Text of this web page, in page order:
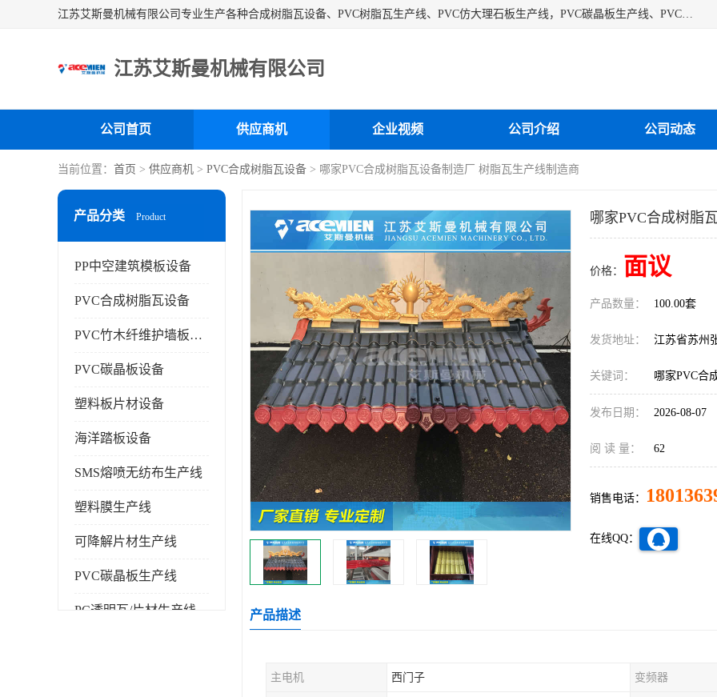
江苏艾斯曼机械有限公司专业生产各种合成树脂瓦设备、PVC树脂瓦生产线、PVC仿大理石板生产线，PVC碳晶板生产线、PVC护墙板生产线，PVC格栅板生产线、PVC扣板生产线、塑料建筑模板生产线。操作方便，性能稳定，价格合理，质量保障。
江苏艾斯曼机械有限公司
公司首页 供应商机 企业视频 公司介绍 公司动态
当前位置： 首页 > 供应商机 > PVC合成树脂瓦设备 > 哪家PVC合成树脂瓦设备制造厂 树脂瓦生产线制造商
产品分类 Product
PP中空建筑模板设备
PVC合成树脂瓦设备
PVC竹木纤维护墙板设备
PVC碳晶板设备
塑料板片材设备
海洋踏板设备
SMS熔喷无纺布生产线
塑料膜生产线
可降解片材生产线
PVC碳晶板生产线
PC透明瓦/片材生产线
哪家PVC合成树脂
价格： 面议
产品数量： 100.00套
发货地址： 江苏省苏州
关键词： 哪家PVC合
发布日期： 2026-08-07
阅 读 量： 62
销售电话：
在线QQ：
产品描述
主电机 西门子 变频器